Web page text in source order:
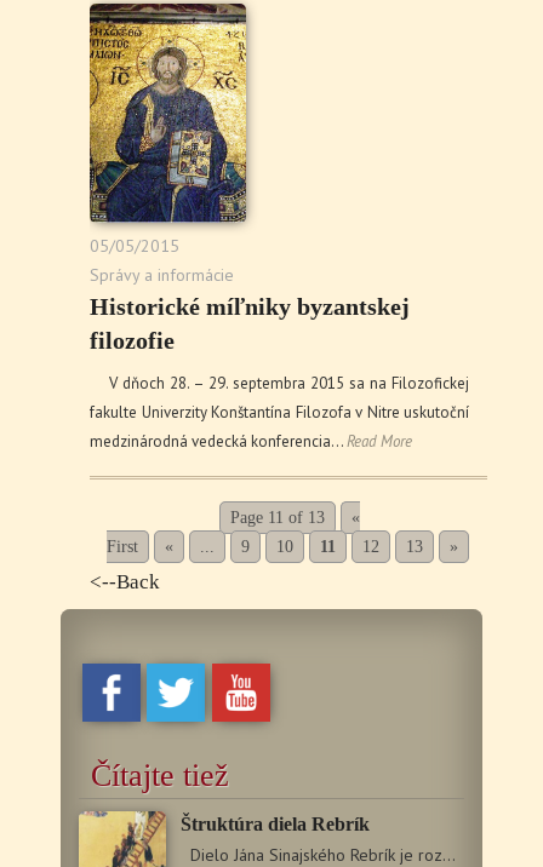
05/05/2015
Správy a informácie
Historické míľniky byzantskej
filozofie
V dňoch 28. – 29. septembra 2015 sa na Filozofickej
fakulte Univerzity Konštantína Filozofa v Nitre uskutoční
medzinárodná vedecká konferencia…Read More
Page 11 of 13
«
First
« 9 10 11 12 13 »
<--Back
Čítajte tiež
Štruktúra diela Rebrík
Dielo Jána Sinajského Rebrík je rozdelené do tridsiatich…